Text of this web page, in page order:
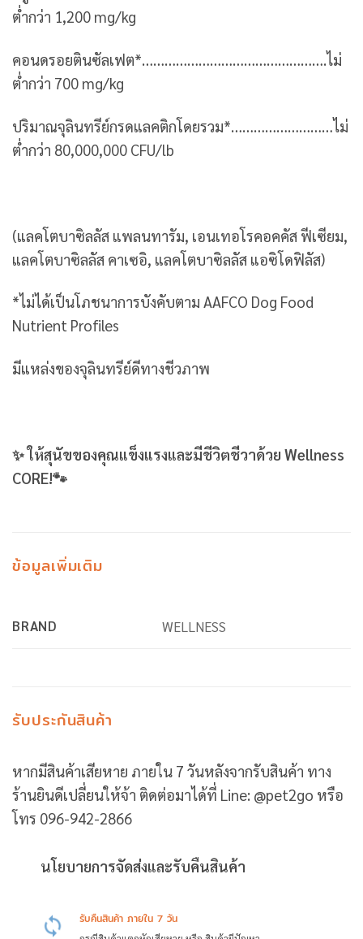
ต่ำกว่า 1,200 mg/kg
คอนดรอยตินซัลเฟต*………………………………………….ไม่
ต่ำกว่า 700 mg/kg
ปริมาณจุลินทรีย์กรดแลคติกโดยรวม*………………………ไม่
ต่ำกว่า 80,000,000 CFU/lb
(แลคโตบาซิลลัส แพลนทารัม, เอนเทอโรคอคคัส ฟีเซียม,
แลคโตบาซิลลัส คาเซอิ, แลคโตบาซิลลัส แอซิโดฟิลัส)
*ไม่ได้เป็นโภชนาการบังคับตาม AAFCO Dog Food
Nutrient Profiles
มีแหล่งของจุลินทรีย์ดีทางชีวภาพ
✨ ให้สุนัขของคุณแข็งแรงและมีชีวิตชีวาด้วย Wellness
CORE!🐾
ข้อมูลเพิ่มเติม
BRAND WELLNESS
รับประกันสินค้า
หากมีสินค้าเสียหาย ภายใน 7 วันหลังจากรับสินค้า ทาง
ร้านยินดีเปลี่ยนให้จ้า ติดต่อมาได้ที่ Line: @pet2go หรือ
โทร 096-942-2866
นโยบายการจัดส่งและรับคืนสินค้า
รับคืนสินค้า ภายใน 7 วัน